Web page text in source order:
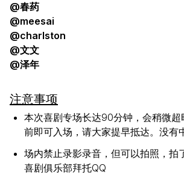
@春药
@meesai
@charlston
@文文
@泽年
注意事项
本次喜剧专场长达90分钟，会稍微
前即可入场，请大家提早抵达。没有
场内禁止录影录音，但可以拍照，拍
喜剧俱乐部拜托QQ